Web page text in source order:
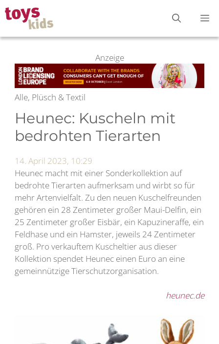
Zum
Inhalt
springen
Anzeige
Alle, Plüsch & Textil
Heunec: Kuscheln mit
bedrohten Tierarten
14. April 2023, 10:29
Heunec macht mit einer Sonderkollektion auf
bedrohte Tierarten aufmerksam und wirbt so für
mehr Artenvielfalt. Zu den neuen Kuschelfreunden
gehören ein 28 Zentimeter großer Maui-Delfin, ein
25 Zentimeter großer Eisbär, ein Kapuzineraffe, ein
Feldhase und ein Hamster, jeweils 24 Zentimeter
groß. Pro verkauftem Kuscheltier aus dieser
Kollektion spendet Heunec einen Euro an eine
gemeinnützige Tierschutzorganisation.
heunec.de